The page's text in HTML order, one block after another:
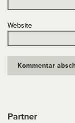
Website
Partner